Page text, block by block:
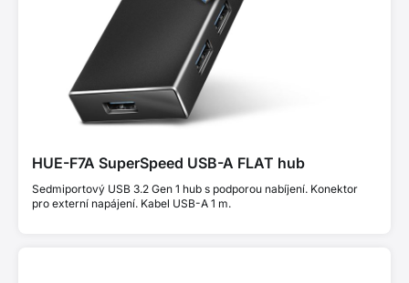
HUE-F7A SuperSpeed USB-A FLAT hub
Sedmiportový USB 3.2 Gen 1 hub s podporou nabíjení. Konektor
pro externí napájení. Kabel USB-A 1 m.